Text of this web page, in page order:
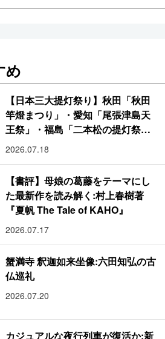
め
【日本三大提灯祭り】秋田「秋田
竿燈まつり」・愛知「尾張津島天
王祭」・福島「二本松の提灯祭
り」:おびただしい灯火が夜空を照
2026.07.18
【書評】母娘の葛藤をテーマにし
た最新作を読み解く:村上春樹著
『夏帆 The Tale of KAHO』
2026.07.17
蟹満寺 釈迦如来坐像:六田知弘の古
仏巡礼
2026.07.20
カジュアルな夜行列車が復活か:新